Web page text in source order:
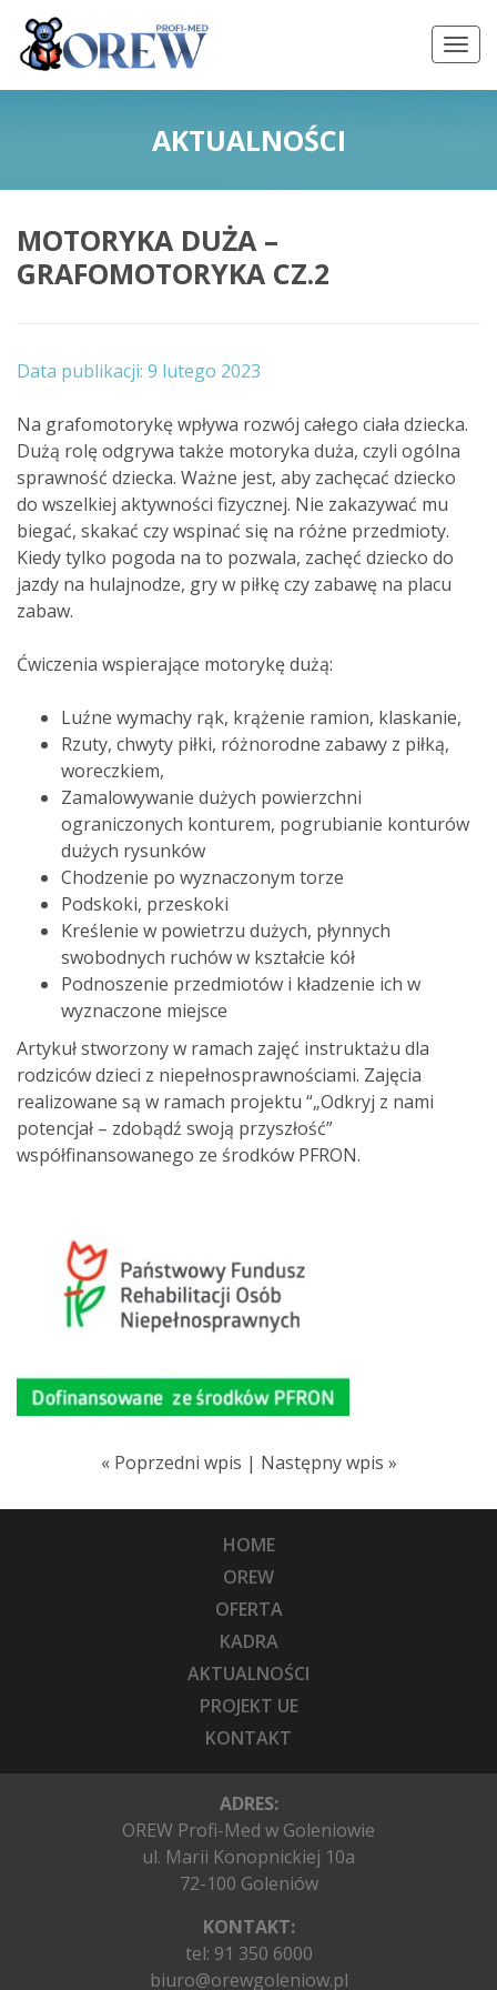
AKTUALNOŚCI
MOTORYKA DUŻA –
GRAFOMOTORYKA CZ.2
9 lutego 2023
Na grafomotorykę wpływa rozwój całego ciała dziecka.
Dużą rolę odgrywa także motoryka duża, czyli ogólna
sprawność dziecka. Ważne jest, aby zachęcać dziecko
do wszelkiej aktywności fizycznej. Nie zakazywać mu
biegać, skakać czy wspinać się na różne przedmioty.
Kiedy tylko pogoda na to pozwala, zachęć dziecko do
jazdy na hulajnodze, gry w piłkę czy zabawę na placu
zabaw.
Ćwiczenia wspierające motorykę dużą:
Luźne wymachy rąk, krążenie ramion, klaskanie,
Rzuty, chwyty piłki, różnorodne zabawy z piłką,
woreczkiem,
Zamalowywanie dużych powierzchni
ograniczonych konturem, pogrubianie konturów
dużych rysunków
Chodzenie po wyznaczonym torze
Podskoki, przeskoki
Kreślenie w powietrzu dużych, płynnych
swobodnych ruchów w kształcie kół
Podnoszenie przedmiotów i kładzenie ich w
wyznaczone miejsce
Artykuł stworzony w ramach zajęć instruktażu dla
rodziców dzieci z niepełnosprawnościami. Zajęcia
realizowane są w ramach projektu “„Odkryj z nami
potencjał – zdobądź swoją przyszłość”
współfinansowanego ze środków PFRON.
« Poprzedni wpis | Następny wpis »
HOME
OREW
OFERTA
KADRA
AKTUALNOŚCI
PROJEKT UE
KONTAKT
ADRES:
OREW Profi-Med w Goleniowie
ul. Marii Konopnickiej 10a
72-100 Goleniów
KONTAKT:
tel: 91 350 6000
biuro@orewgoleniow.pl